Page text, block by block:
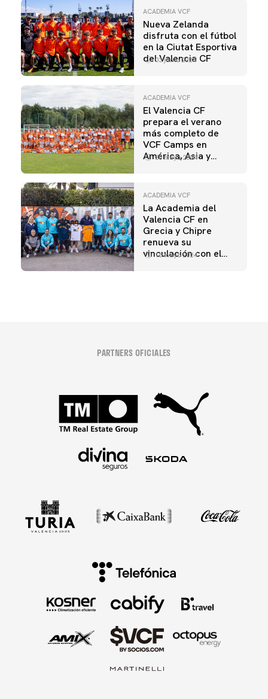
ACADEMIA VCF
Nueva Zelanda
disfruta con el fútbol
en la Ciutat Esportiva
del Valencia CF
03 junio 2024
ACADEMIA VCF
El Valencia CF
prepara el verano
más completo de
VCF Camps en
América, Asia y
30 mayo 2024
ACADEMIA VCF
La Academia del
Valencia CF en
Grecia y Chipre
renueva su
vinculación con el
16 mayo 2024
PARTNERS OFICIALES